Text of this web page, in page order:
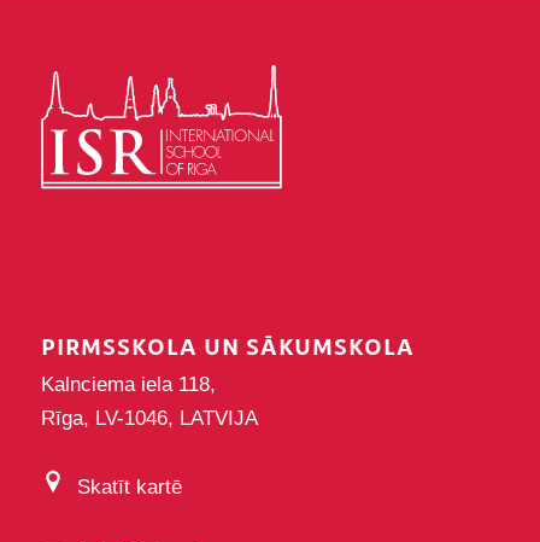
PIRMSSKOLA UN SĀKUMSKOLA
Kalnciema iela 118,
Rīga, LV-1046, LATVIJA
Skatīt kartē